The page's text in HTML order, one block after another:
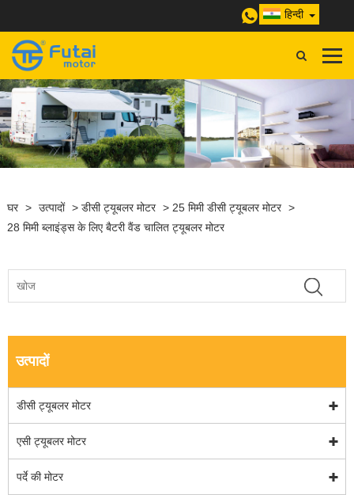
हिन्दी
घर > उत्पादों > डीसी ट्यूबलर मोटर > 25 मिमी डीसी ट्यूबलर मोटर >
28 मिमी ब्लाइंड्स के लिए बैटरी वैंड चालित ट्यूबलर मोटर
उत्पादों
डीसी ट्यूबलर मोटर
एसी ट्यूबलर मोटर
पर्दे की मोटर